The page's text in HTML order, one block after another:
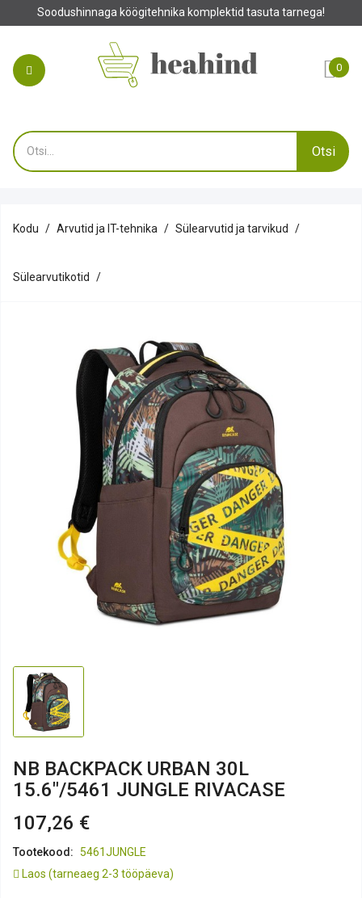
köögitehnika komplektid tasuta tarnega!
0
Otsi
Kodu Arvutid ja IT-tehnika Sülearvutid ja tarvikud
Sülearvutikotid
NB BACKPACK URBAN 30L
15.6"/5461 JUNGLE RIVACASE
107,26 €
Tootekood: 5461JUNGLE
Laos (tarneaeg 2-3 tööpäeva)